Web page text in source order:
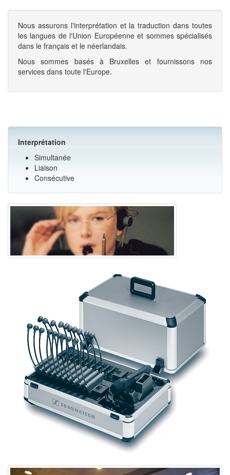
Nous assurons l'interprétation et la traduction dans toutes
les langues de l'Union Européenne et sommes spécialisés
dans le français et le néerlandais.
Nous sommes basés à Bruxelles et fournissons nos
services dans toute l'Europe.
Interprétation
Simultanée
Liaison
Consécutive